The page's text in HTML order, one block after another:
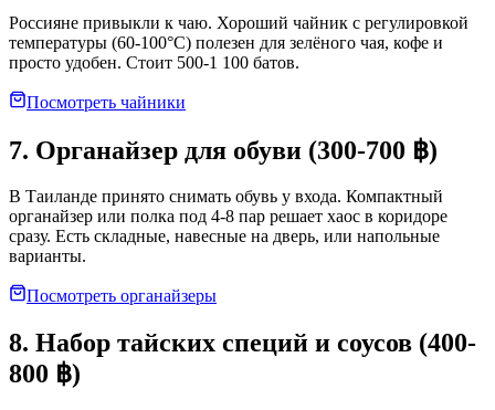
Россияне привыкли к чаю. Хороший чайник с регулировкой
температуры (60-100°C) полезен для зелёного чая, кофе и
просто удобен. Стоит 500-1 100 батов.
Посмотреть чайники
7. Органайзер для обуви (300-700 ฿)
В Таиланде принято снимать обувь у входа. Компактный
органайзер или полка под 4-8 пар решает хаос в коридоре
сразу. Есть складные, навесные на дверь, или напольные
варианты.
Посмотреть органайзеры
8. Набор тайских специй и соусов (400-
800 ฿)